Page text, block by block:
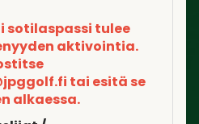
sotilaspassi tulee
aktivointia.
tai esitä se
alkaessa.